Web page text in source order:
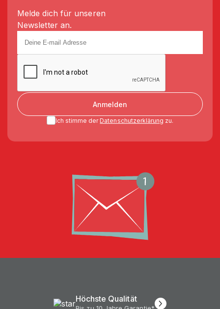
Melde dich für unseren
Newsletter an.
Anmelden
Ich stimme der Datenschutzerklärung zu.
Höchste Qualität